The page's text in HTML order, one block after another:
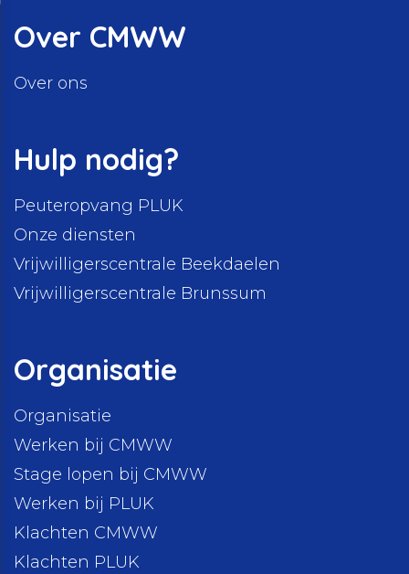
Over CMWW
Over ons
Hulp nodig?
Peuteropvang PLUK
Onze diensten
Vrijwilligerscentrale Beekdaelen
Vrijwilligerscentrale Brunssum
Organisatie
Organisatie
Werken bij CMWW
Stage lopen bij CMWW
Werken bij PLUK
Klachten CMWW
Klachten PLUK